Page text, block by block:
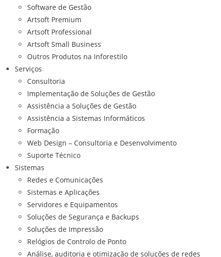
Software de Gestão
Artsoft Premium
Artsoft Professional
Artsoft Small Business
Outros Produtos na Inforestilo
Serviços
Consultoria
Implementação de Soluções de Gestão
Assistência a Soluções de Gestão
Assistência a Sistemas Informáticos
Formação
Web Design – Consultoria e Desenvolvimento
Suporte Técnico
Sistemas
Redes e Comunicações
Sistemas e Aplicações
Servidores e Equipamentos
Soluções de Segurança e Backups
Soluções de Impressão
Relógios de Controlo de Ponto
Análise, auditoria e otimização de soluções de redes